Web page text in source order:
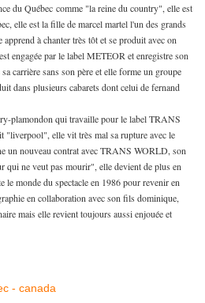
du Québec comme "la reine du country", elle est
elle est la fille de marcel martel l'un des grands
à chanter très tôt et se produit avec on
engagée par le label METEOR et enregistre son
carrière sans son père et elle forme un groupe
dans plusieurs cabarets dont celui de fernand
plamondon qui travaille pour le label TRANS
elle vit très mal sa rupture avec le
un nouveau contrat avec TRANS WORLD, son
qui ne veut pas mourir", elle devient de plus en
le monde du spectacle en 1986 pour revenir en
en collaboration avec son fils dominique,
mais elle revient toujours aussi enjouée et
- canada